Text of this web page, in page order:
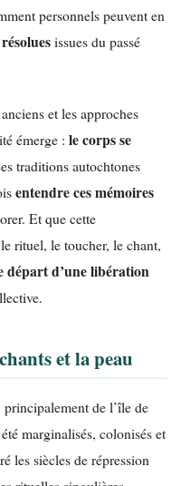
personnels peuvent en
issues du passé
et les approches
émerge : le corps se
traditions autochtones
entendre ces mémoires
Et que cette
rituel, le toucher, le chant,
départ d’une libération
et la peau
de l’île de
marginalisés, colonisés et
les siècles de répression